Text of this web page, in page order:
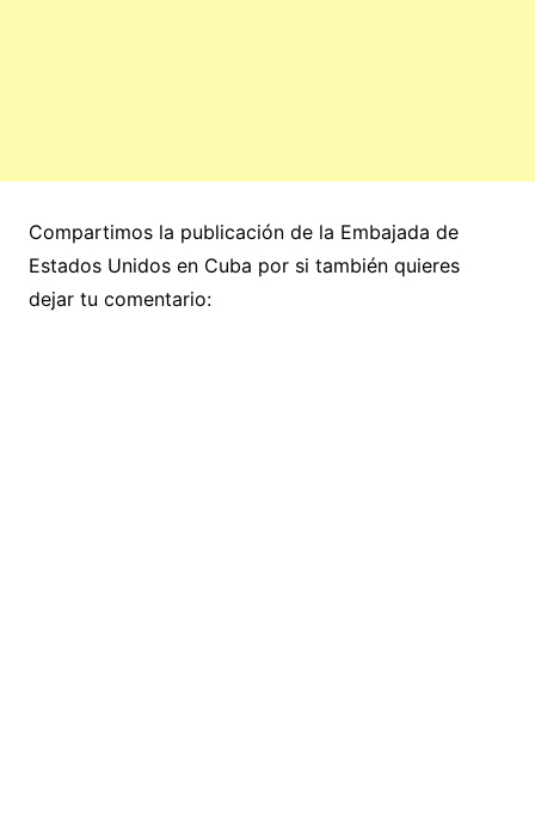
Compartimos la publicación de la Embajada de
Estados Unidos en Cuba por si también quieres
dejar tu comentario: